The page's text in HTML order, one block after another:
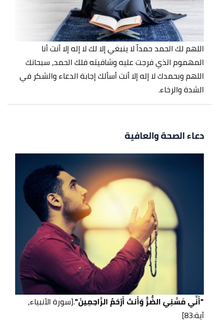
اللهم لك الحمد حمداً لا ينبغي إلا لك لا إله إلا أنت أنا
المهموم الذي فرجت عليه وشافيته فلك الحمد، سبحانك
اللهم وبحمدك لا إله إلا أنت أسألك إجابة الدعاء والشكر في
الشدة والرخاء.
دعاء الصحة والعافية
"أَنِّي مَسَّنِيَ الضُّرُّ وَأَنتَ أَرْحَمُ الرَّاحِمِينَ".[سورة الأنبياء،
آية:83]